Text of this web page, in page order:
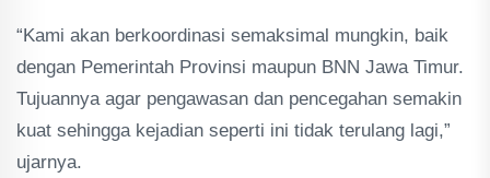
“Kami akan berkoordinasi semaksimal mungkin, baik
dengan Pemerintah Provinsi maupun BNN Jawa Timur.
Tujuannya agar pengawasan dan pencegahan semakin
kuat sehingga kejadian seperti ini tidak terulang lagi,”
ujarnya.